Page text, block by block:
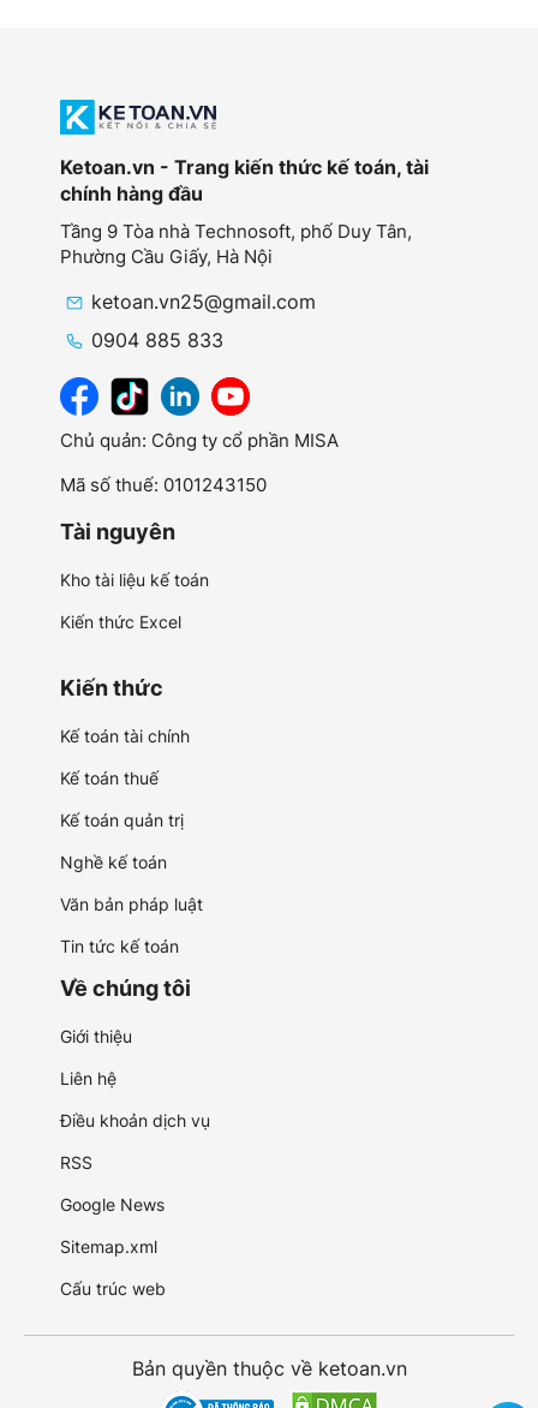
Ketoan.vn - Trang kiến thức kế toán, tài
chính hàng đầu
Tầng 9 Tòa nhà Technosoft, phố Duy Tân,
Phường Cầu Giấy, Hà Nội
ketoan.vn25@gmail.com
0904 885 833
Chủ quản: Công ty cổ phần MISA
Mã số thuế: 0101243150
Tài nguyên
Kho tài liệu kế toán
Kiến thức Excel
Kiến thức
Kế toán tài chính
Kế toán thuế
Kế toán quản trị
Nghề kế toán
Văn bản pháp luật
Tin tức kế toán
Về chúng tôi
Giới thiệu
Liên hệ
Điều khoản dịch vụ
RSS
Google News
Sitemap.xml
Cấu trúc web
Bản quyền thuộc về ketoan.vn